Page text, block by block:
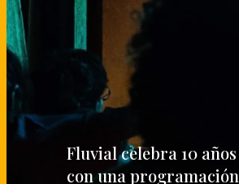
Fluvial celebra 10 años
con una programación